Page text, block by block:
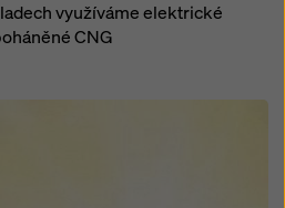
využíváme elektrické
CNG